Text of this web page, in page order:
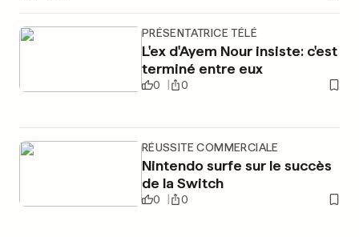
PRÉSENTATRICE TÉLÉ
L'ex d'Ayem Nour insiste: c'est
terminé entre eux
0 0
RÉUSSITE COMMERCIALE
Nintendo surfe sur le succès
de la Switch
0 0